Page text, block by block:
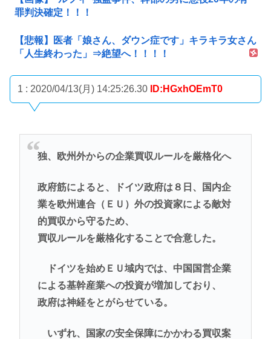
罪判決確定！！！
【悲報】医者「娘さん、ダウン症です」キラキラ女さん
「人生終わった」⇒絶望へ！！！！
1 : 2020/04/13(月) 14:25:26.30 ID:HGxhOEmT0
独、欧州外からの企業買収ルールを厳格化へ
政府筋によると、ドイツ政府は８日、国内企
業を欧州連合（ＥＵ）外の投資家による敵対
的買収から守るため、
買収ルールを厳格化することで合意した。
ドイツを始めＥＵ域内では、中国国営企業
による基幹産業への投資が増加しており、
政府は神経をとがらせている。
いずれ、国家の安全保障にかかわる買収案